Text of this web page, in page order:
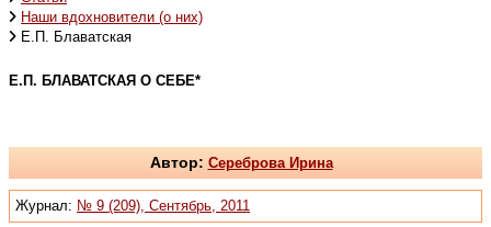
Наши вдохновители (о них)
Е.П. Блаватская
Е.П. БЛАВАТСКАЯ О СЕБЕ*
Автор: Сереброва Ирина
Журнал: № 9 (209), Сентябрь, 2011